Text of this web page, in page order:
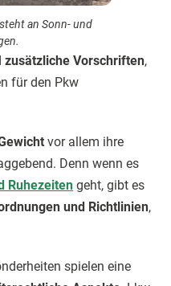
an Sonn- und
zusätzliche Vorschriften,
für den Pkw
vor allem ihre
Denn wenn es
Ruhezeiten geht, gibt es
und Richtlinien,
spielen eine